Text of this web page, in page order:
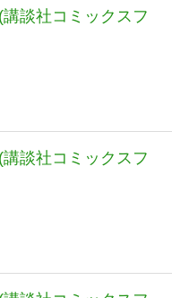
談社コミックスフ
談社コミックスフ